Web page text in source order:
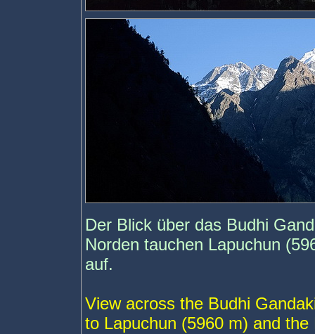
Der Blick über das Budhi
Norden tauchen Lapuchun
auf.
View across the Budhi
to Lapuchun (5960 m) and the